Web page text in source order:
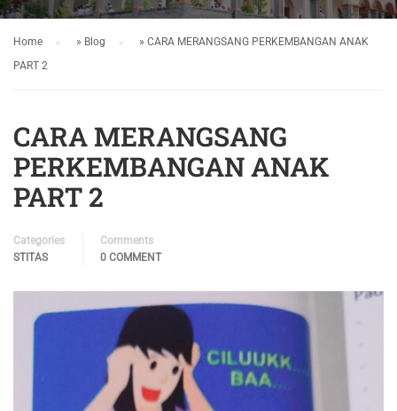
Home » Blog » CARA MERANGSANG PERKEMBANGAN ANAK
PART 2
CARA MERANGSANG
PERKEMBANGAN ANAK
PART 2
Categories
STITAS
Comments
0 COMMENT